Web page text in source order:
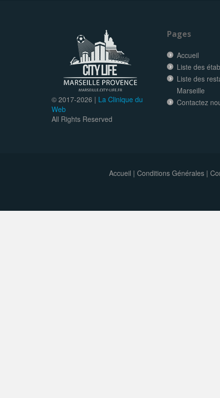
© 2017-2026 | La Clinique du
Web
All Rights Reserved
Pages
Accueil
Liste des
Liste des
Marseille
Contactez
Accueil | Conditions Générales|